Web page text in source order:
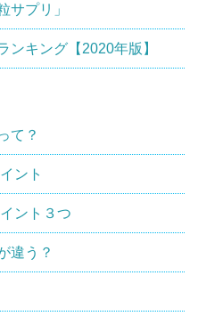
サプリ」
ンキング【2020年版】
て？
ント
ント３つ
違う？